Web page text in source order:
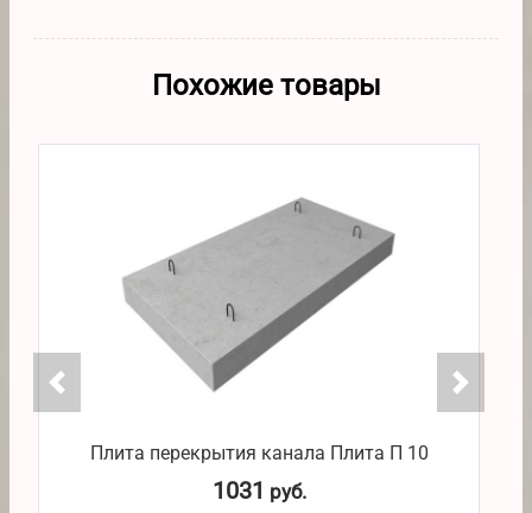
Похожие товары
Плита перекрытия канала Плита П 10
1031 руб.